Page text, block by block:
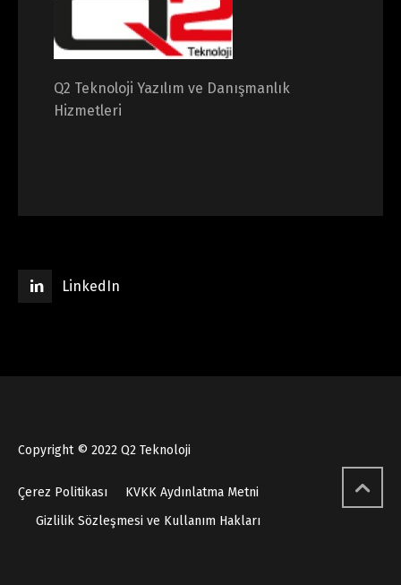
Q2 Teknoloji Yazılım ve Danışmanlık
Hizmetleri
LinkedIn
Copyright © 2022 Q2 Teknoloji
Çerez Politikası
KVKK Aydınlatma Metni
Gizlilik Sözleşmesi ve Kullanım Hakları